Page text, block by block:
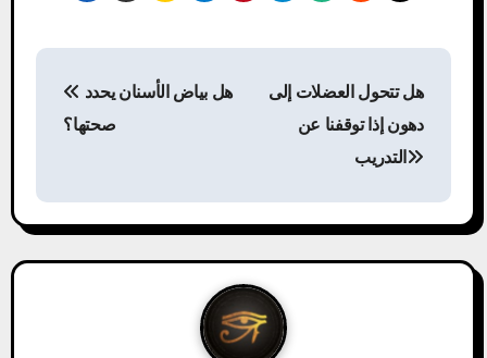
t
n
صحتها؟
هل تتحول العضلات إلى
دهون إذا توقفنا عن
التدريب